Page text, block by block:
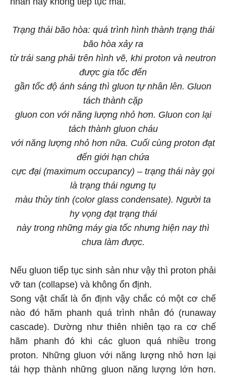
Trạng thái bão hòa: quá trình hình thành trạng thái
bão hòa xảy ra
từ trái sang phải trên hình vẽ, khi proton và neutron
được gia tốc đến
gần tốc độ ánh sáng thì gluon tự nhân lên. Gluon
tách thành cặp
gluon con với năng lượng nhỏ hơn. Gluon con lại
tách thành gluon cháu
với năng lượng nhỏ hơn nữa. Cuối cùng proton đạt
đến giới hạn chứa
cực đại (maximum occupancy) – trạng thái này gọi
là trạng thái ngưng tụ
màu thủy tinh (color glass condensate). Người ta
hy vọng đạt trạng thái
này trong những máy gia tốc nhưng hiện nay thì
chưa làm được.
Nếu gluon tiếp tục sinh sản như vậy thì proton phải
vỡ tan (collapse) và không ổn định.
Song vật chất là ổn định vậy chắc có một cơ chế
nào đó hãm phanh quá trình nhân đó (runaway
cascade). Dường như thiên nhiên tạo ra cơ chế
hãm phanh đó khi các gluon quá nhiều trong
proton. Những gluon với năng lượng nhỏ hơn lại
tái hợp thành những gluon năng lượng lớn hơn.